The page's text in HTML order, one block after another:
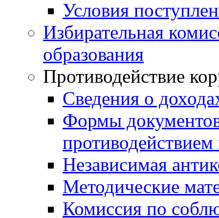
Условия
Избирательная
образования
Противодействие
Сведения о
Формы
Независимая
Методические
Комиссия по